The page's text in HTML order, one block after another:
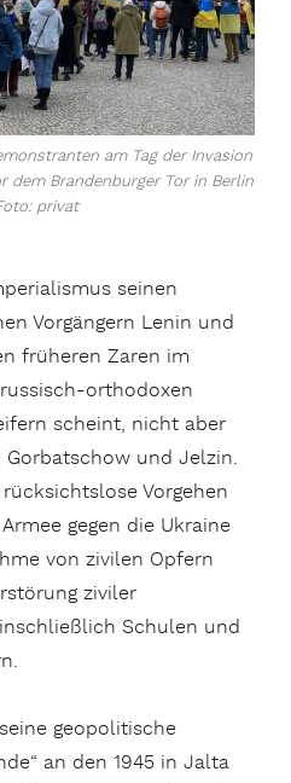
am Tag der Invasion
dem Brandenburger Tor in Berlin
privat
seinen
Vorgängern Lenin und
früheren Zaren im
orthodoxen
scheint, nicht aber
Gorbatschow und Jelzin.
Vorgehen
gegen die Ukraine
von zivilen Opfern
ziviler
Schulen und
geopolitische
an den 1945 in Jalta